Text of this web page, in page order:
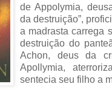
de Appolymia,
da destruição”,
a madrasta carrega
destruição do
Achon, deus da
Apollymia,
sentecia seu filho a